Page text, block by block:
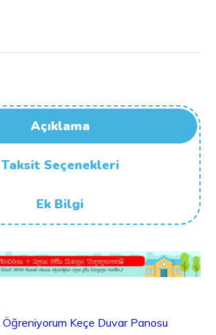
Açıklama
Taksit Seçenekleri
Ek Bilgi
Keçe Duvar Panosu